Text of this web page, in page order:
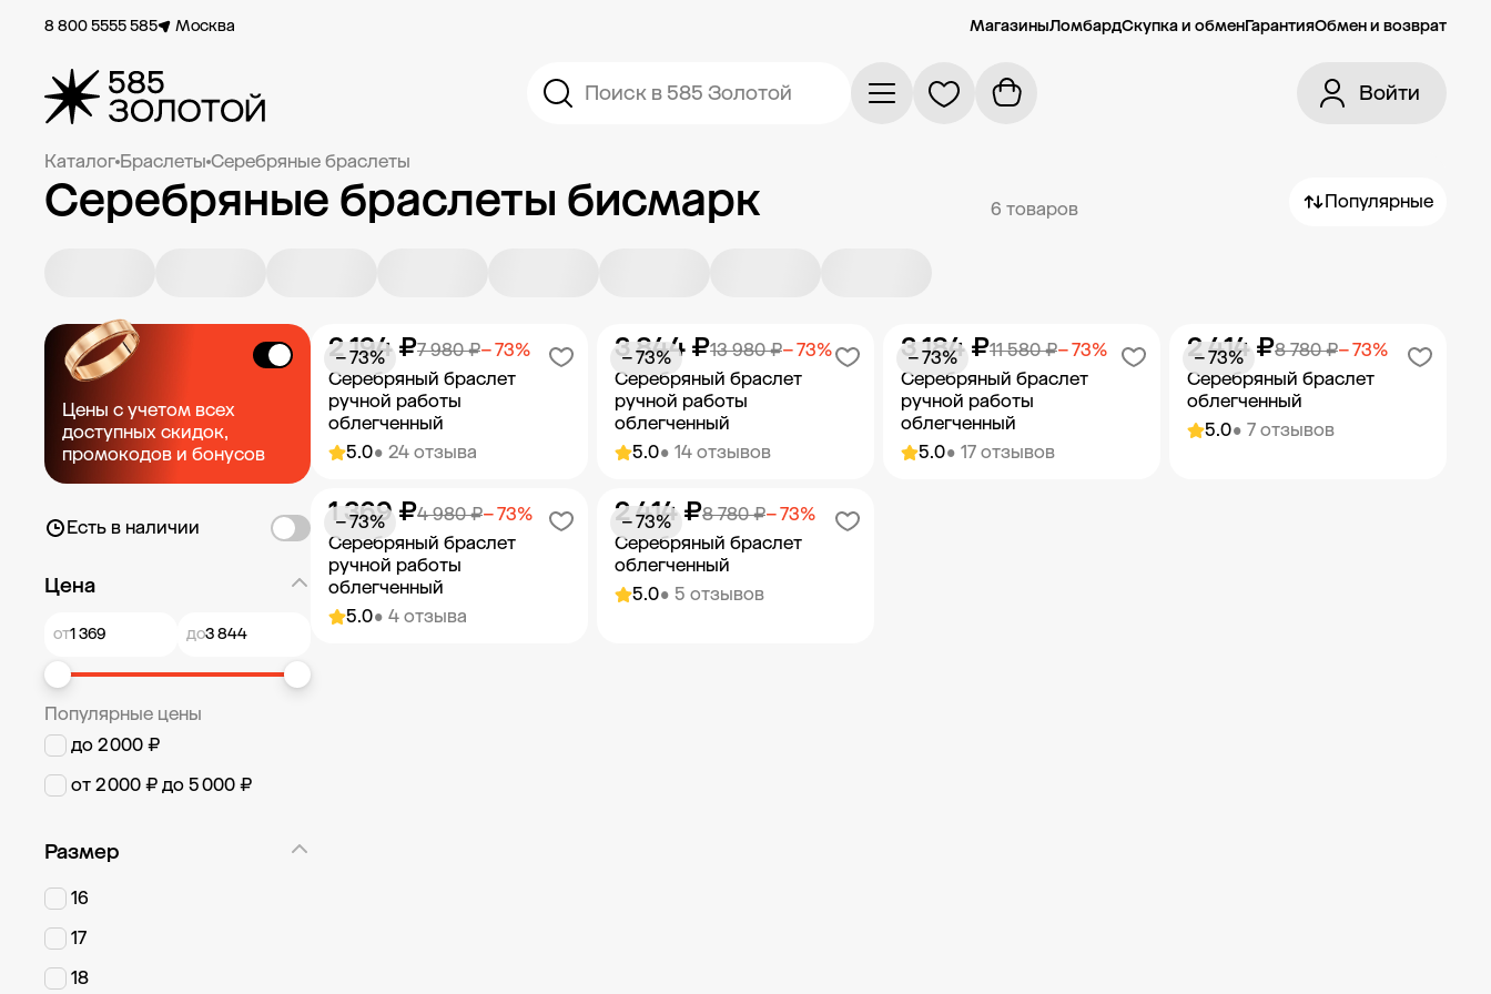
8 800 5555 585 Москва МагазиныЛомбардСкупка и обменГарантияОбмен и возврат
Поиск в 585 Золотой Войти
Каталог Браслеты Серебряные браслеты
Серебряные браслеты бисмарк 6 товаров Популярные
Цены с учетом всех
доступных скидок,
промокодов и бонусов
Есть в наличии
Цена
от до
Популярные цены
до 2 000 ₽
от 2 000 ₽ до 5 000 ₽
Размер
16
17
18
5.0• 24 отзыва
Серебряный браслет
ручной работы
облегченный
7 980 ₽− 73%
2 194 ₽
− 73%
Добавить в корзину
5.0• 14 отзывов
Серебряный браслет
ручной работы
облегченный
13 980 ₽− 73%
3 844 ₽
− 73%
Добавить в корзину
5.0• 17 отзывов
Серебряный браслет
ручной работы
облегченный
11 580 ₽− 73%
3 184 ₽
− 73%
5.0• 7 отзывов
Серебряный браслет
облегченный
8 780 ₽− 73%
2 414 ₽
− 73%
5.0• 4 отзыва
Серебряный браслет
ручной работы
облегченный
4 980 ₽− 73%
1 369 ₽
− 73%
5.0• 5 отзывов
Серебряный браслет
облегченный
8 780 ₽− 73%
2 414 ₽
− 73%